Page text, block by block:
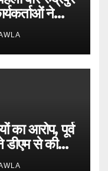
ने
का आरोप, पूर्व
डीएम से की